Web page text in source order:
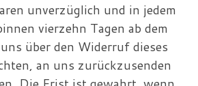
unverzüglich und in jedem
vierzehn Tagen ab dem
über den Widerruf dieses
an uns zurückzusenden